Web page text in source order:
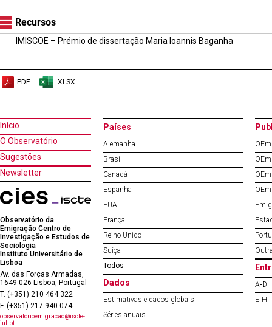
Recursos
IMISCOE – Prémio de dissertação Maria Ioannis Baganha
PDF XLSX
Início
O Observatório
Sugestões
Newsletter
Observatório da
Emigração Centro de
Investigação e Estudos de
Sociologia
Instituto Universitário de
Lisboa
Av. das Forças Armadas,
1649-026 Lisboa, Portugal
T. (+351) 210 464 322
F. (+351) 217 940 074
observatorioemigracao@iscte-
iul.pt
Países
Alemanha
Brasil
Canadá
Espanha
EUA
França
Reino Unido
Suíça
Todos
Dados
Estimativas e dados globais
Séries anuais
A‐D
E‐H
I‐L